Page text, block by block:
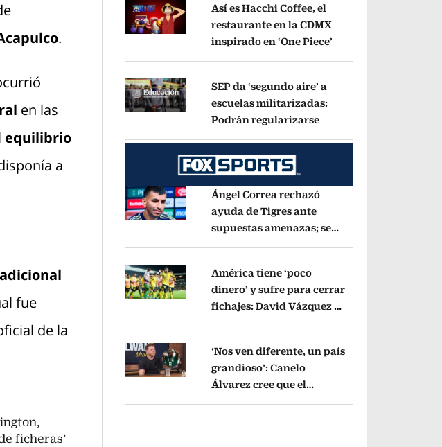
.
en las
equilibrio
a
fue
de la
ficheras’
Opens in new window
Así es Hacchi Coffee, el
restaurante en la CDMX
inspirado en ‘One Piece’
Opens in new window
SEP da ‘segundo aire’ a
escuelas militarizadas:
Podrán regularizarseOpens in new window
Opens in new window
Ángel Correa rechazó
ayuda de Tigres ante
supuestas amenazas; se
Opens in new window
América tiene ‘poco
dinero’ y sufre para cerrar
fichajes: David Vázquez se
Opens in new window
‘Nos ven diferente, un país
grandioso’: Canelo
Álvarez cree que el